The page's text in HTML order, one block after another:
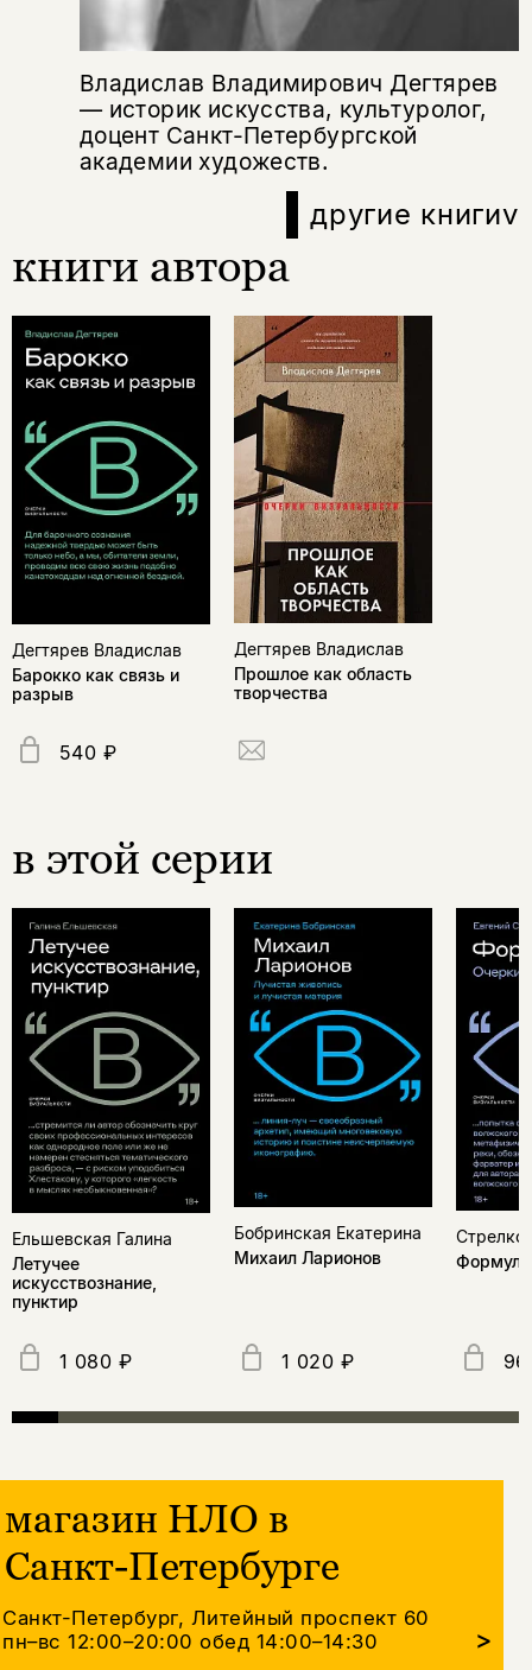
Владислав Владимирович Дегтярев
— историк искусства, культуролог,
доцент Санкт-Петербургской
академии художеств.
другие книгиv
книги автора
Дегтярев Владислав
Барокко как связь и
разрыв
540 ₽
Дегтярев Владислав
Прошлое как область
творчества
в этой серии
Ельшевская Галина
Летучее
искусствознание,
пунктир
1 080 ₽
Бобринская Екатерина
Михаил Ларионов
1 020 ₽
Формула
магазин НЛО в
Санкт-Петербурге
Санкт-Петербург, Литейный проспект 60
пн–вс 12:00–20:00обед 14:00–14:30 >